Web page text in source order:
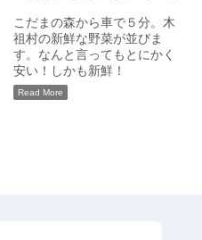
こだまの森から車で５分。木
祖村の新鮮な野菜が並びま
す。なんと言ってもとにかく
安い！しかも新鮮！
Read More